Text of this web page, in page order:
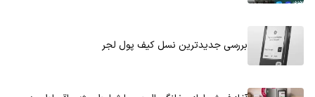
بررسی جدیدترین نسل کیف پول لجر